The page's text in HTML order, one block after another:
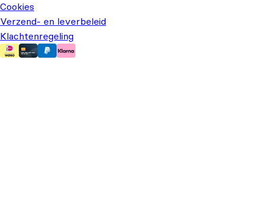
Cookies
Verzend- en leverbeleid
Klachtenregeling